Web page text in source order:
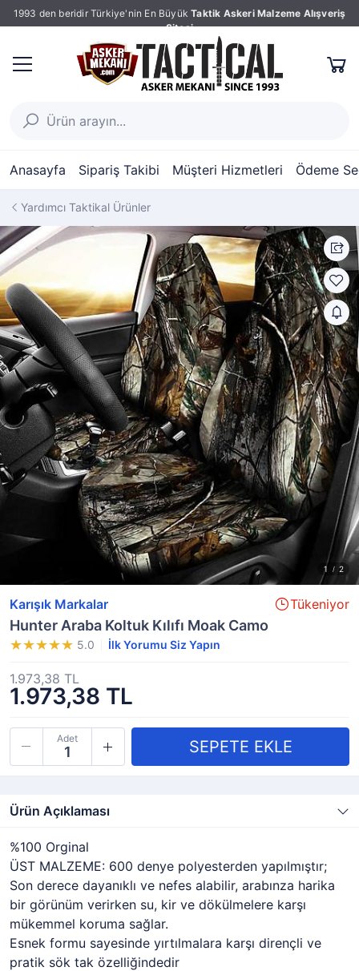
1993 den beridir Türkiye'nin En Büyük Taktik Askeri Malzeme Alışveriş
Sitesi
Anasayfa Sipariş Takibi Müşteri Hizmetleri Ödeme
Yardımcı Taktikal Ürünler
Karışık Markalar Tükeniyor
Hunter Araba Koltuk Kılıfı Moak Camo
5.0 İlk Yorumu Siz Yapın
1.973,38 TL
1.973,38 TL
Adet
Ürün Açıklaması
%100 Orginal
ÜST MALZEME: 600 denye polyesterden yapılmıştır;
Son derece dayanıklı ve nefes alabilir, arabınza harika
bir görünüm verirken su, kir ve dökülmelere karşı
mükemmel koruma sağlar.
Esnek formu sayesinde yırtılmalara karşı dirençli ve
pratik sök tak özelliğindedir